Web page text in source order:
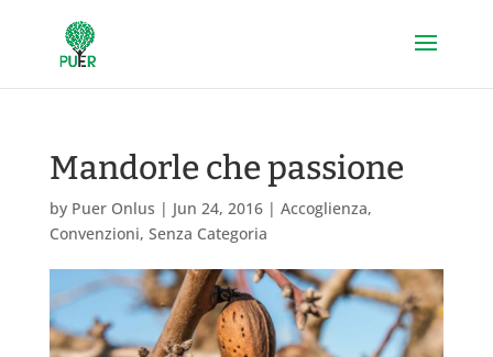
Mandorle che passione
by Puer Onlus | Jun 24, 2016| Accoglienza,
Convenzioni, Senza Categoria